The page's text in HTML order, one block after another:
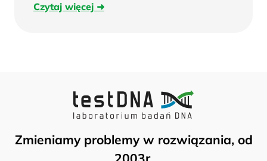
Czytaj więcejCzytaj
Zmieniamy problemy w rozwiązania, od